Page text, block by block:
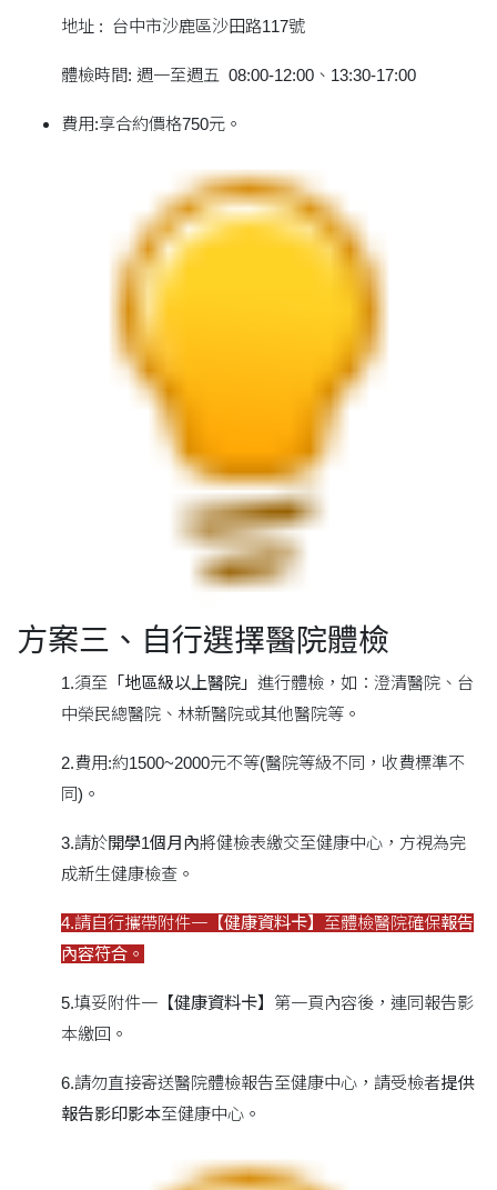
地址 : 台中市沙鹿區沙田路117號
體檢時間: 週一至週五 08:00-12:00、13:30-17:00
費用:享合約價格750元。
方案三、自行選擇醫院體檢
1.須至 「地區級以上醫院」 進行體檢，如：澄清醫院、台
中榮民總醫院、林新醫院或其他醫院等。
2.費用:約1500~2000元不等(醫院等級不同，收費標準不
同)。
3.請於開學1個月內將健檢表繳交至健康中心，方視為完
成新生健康檢查。
4.請自行攜帶附件一【健康資料卡】 至體檢醫院確保報告
內容符合 。
5.填妥附件一【健康資料卡】 第一頁內容後，連同報告影
本繳回。
6.請勿直接寄送醫院體檢報告至健康中心，請受檢者提供
報告影印影本至健康中心。